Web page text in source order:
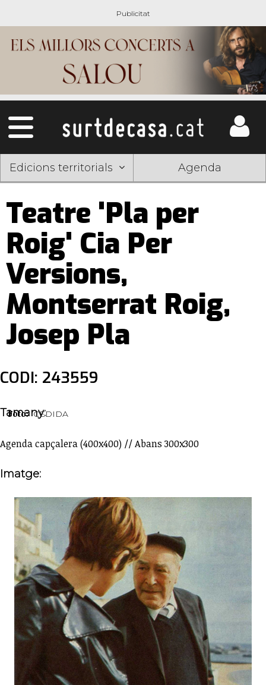
Edicions territorials Agenda
Teatre 'Pla per
Roig' Cia Per
Versions,
Montserrat Roig,
Josep Pla
CODI: 243559
Foto: CEDIDA
Tamany:
Agenda capçalera (400x400) // Abans 300x300
Imatge: